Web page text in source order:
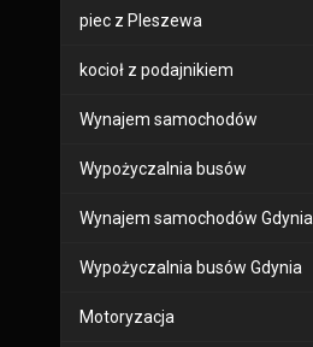
piec z Pleszewa
kocioł z podajnikiem
Wynajem samochodów
Wypożyczalnia busów
Wynajem samochodów Gdynia
Wypożyczalnia busów Gdynia
Motoryzacja